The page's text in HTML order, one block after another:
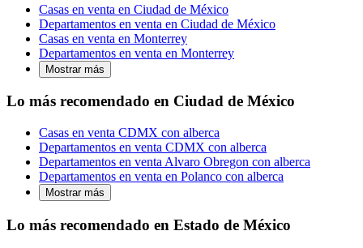
Casas en venta en Ciudad de México
Departamentos en venta en Ciudad de México
Casas en venta en Monterrey
Departamentos en venta en Monterrey
Mostrar más
Lo más recomendado en Ciudad de México
Casas en venta CDMX con alberca
Departamentos en venta CDMX con alberca
Departamentos en venta Alvaro Obregon con alberca
Departamentos en venta en Polanco con alberca
Mostrar más
Lo más recomendado en Estado de México